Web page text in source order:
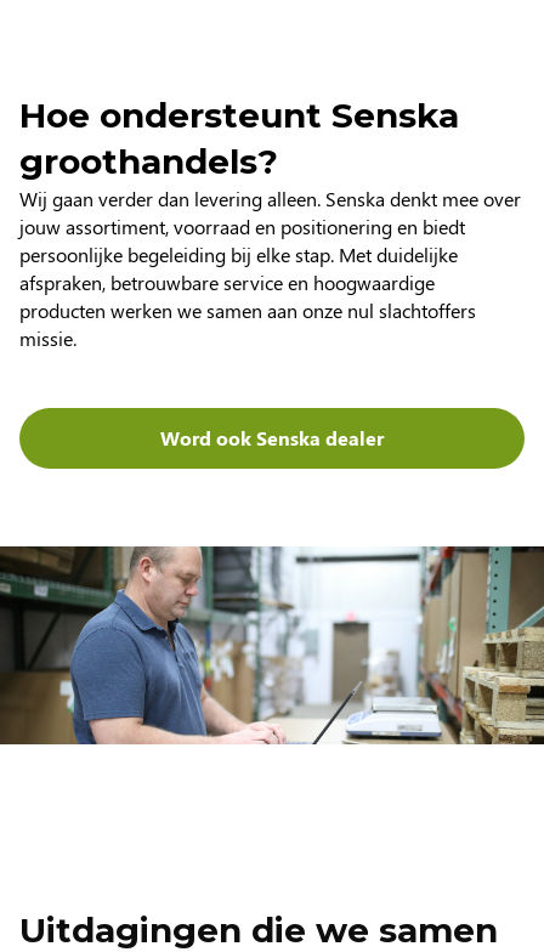
Hoe ondersteunt Senska
groothandels?
Wij gaan verder dan levering alleen. Senska denkt mee over
jouw assortiment, voorraad en positionering en biedt
persoonlijke begeleiding bij elke stap. Met duidelijke
afspraken, betrouwbare service en hoogwaardige
producten werken we samen aan onze nul slachtoffers
missie.
Word ook Senska dealer
Uitdagingen die we samen